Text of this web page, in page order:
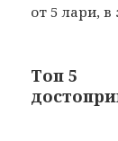
от 5 лари,
Топ 5